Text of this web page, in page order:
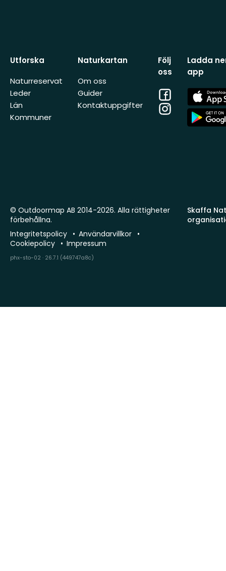
Utforska
Naturreservat
Leder
Län
Kommuner
Naturkartan
Om oss
Guider
Kontaktuppgifter
Följ
oss
Facebook
Instagram
Ladda
app
App
Store
App
Store
Skaffa
© Outdoormap AB 2014-2026. Alla rättigheter
förbehållna.
Integritetspolicy
Användarvillkor
Cookiepolicy
Impressum
phx-sto-02 · 26.7.1 (449747a8c)